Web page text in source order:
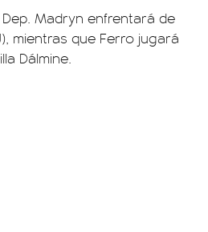
Madryn enfrentará de
mientras que Ferro jugará
Dálmine.